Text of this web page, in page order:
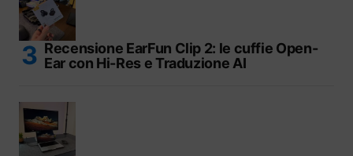
Recensione EarFun Clip 2: le cuffie Open-
Ear con Hi-Res e Traduzione AI